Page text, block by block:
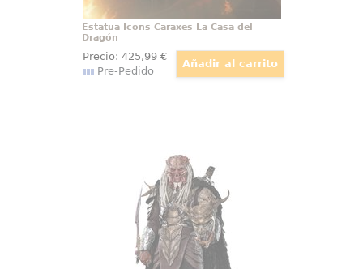
Estatua Icons Caraxes La Casa del
Dragón
Precio: 425,99€
Pre-Pedido
Figura Movie Masterpiece 1/6
Njohrr Predator: Badlands
La brutalidad y el poder ancestral
del universo Predator se
concentran en una figura que
impone respeto desde cualquier
ángulo. Esta figura Predator
Badlands Njohrr 1/6 representa al
despiadado líder del clan Yautja